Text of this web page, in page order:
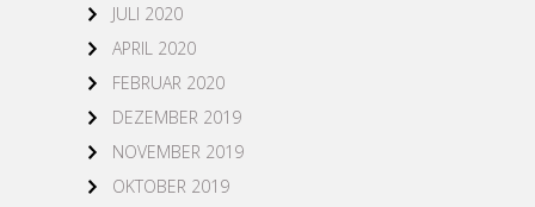
JULI 2020
APRIL 2020
FEBRUAR 2020
DEZEMBER 2019
NOVEMBER 2019
OKTOBER 2019